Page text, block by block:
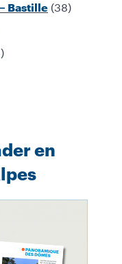
Bastille (38)
en